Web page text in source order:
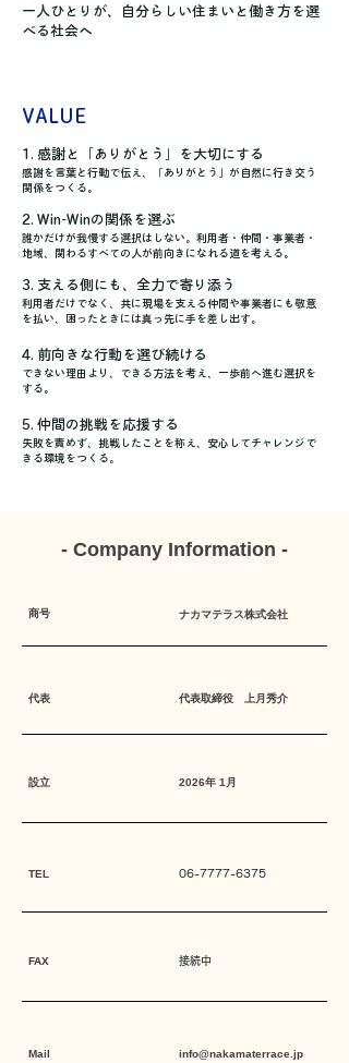
一人ひとりが、自分らしい住まいと働き方を選
べる社会へ
VALUE
1. 感謝と「ありがとう」を大切にする
感謝を言葉と行動で伝え、「ありがとう」が自然に行き交う
関係をつくる。
2. Win-Winの関係を選ぶ
誰かだけが我慢する選択はしない。利用者・仲間・事業者・
地域、関わるすべての人が前向きになれる道を考える。
3. 支える側にも、全力で寄り添う
利用者だけでなく、共に現場を支える仲間や事業者にも敬意
を払い、困ったときには真っ先に手を差し出す。
4. 前向きな行動を選び続ける
できない理由より、できる方法を考え、一歩前へ進む選択を
する。
5. 仲間の挑戦を応援する
失敗を責めず、挑戦したことを称え、安心してチャレンジで
きる環境をつくる。
- Company Information -
​商号 ナカマテラス株式会社
代表 代表取締役 上月秀介
設立 2026年 1月
TEL 06-7777-6375
FAX ​接続中
Mail info@nakamaterrace.jp